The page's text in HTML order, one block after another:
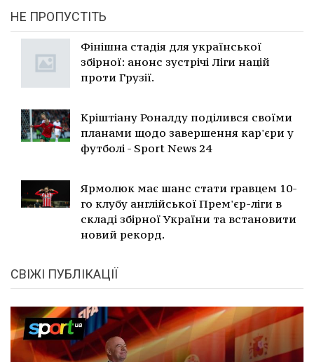
НЕ ПРОПУСТІТЬ
Фінішна стадія для української
збірної: анонс зустрічі Ліги націй
проти Грузії.
Кріштіану Роналду поділився своїми
планами щодо завершення кар'єри у
футболі - Sport News 24
Ярмолюк має шанс стати гравцем 10-
го клубу англійської Прем'єр-ліги в
складі збірної України та встановити
новий рекорд.
СВІЖІ ПУБЛІКАЦІЇ